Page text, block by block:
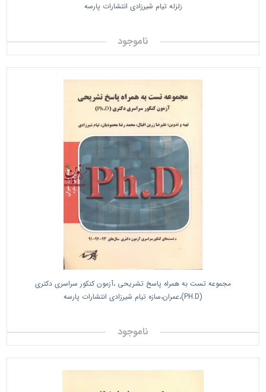
زلزله تیام شیرزادی انتشارات پارسه
ناموجود
مجموعه تست به همراه پاسخ تشریحی ،آزمون کنکور سراسری دکتری
(PH.D)،عمران،سازه تیام شیرزادی انتشارات پارسه
ناموجود